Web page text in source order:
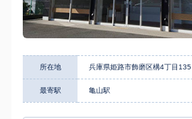
所在地 兵庫県姫路市飾磨区構4丁目135
最寄駅 亀山駅